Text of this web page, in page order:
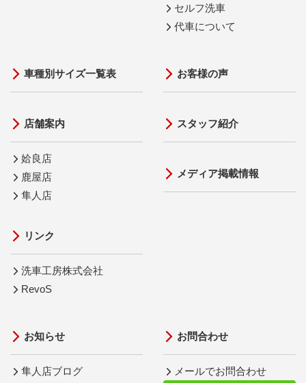
セルフ洗車
代車について
車種別サイズ一覧表
店舗案内
姶良店
鹿屋店
隼人店
リンク
洗車工房株式会社
RevoS
お客様の声
スタッフ紹介
メディア掲載情報
お知らせ
隼人店ブログ
お問合わせ
メールでお問合わせ